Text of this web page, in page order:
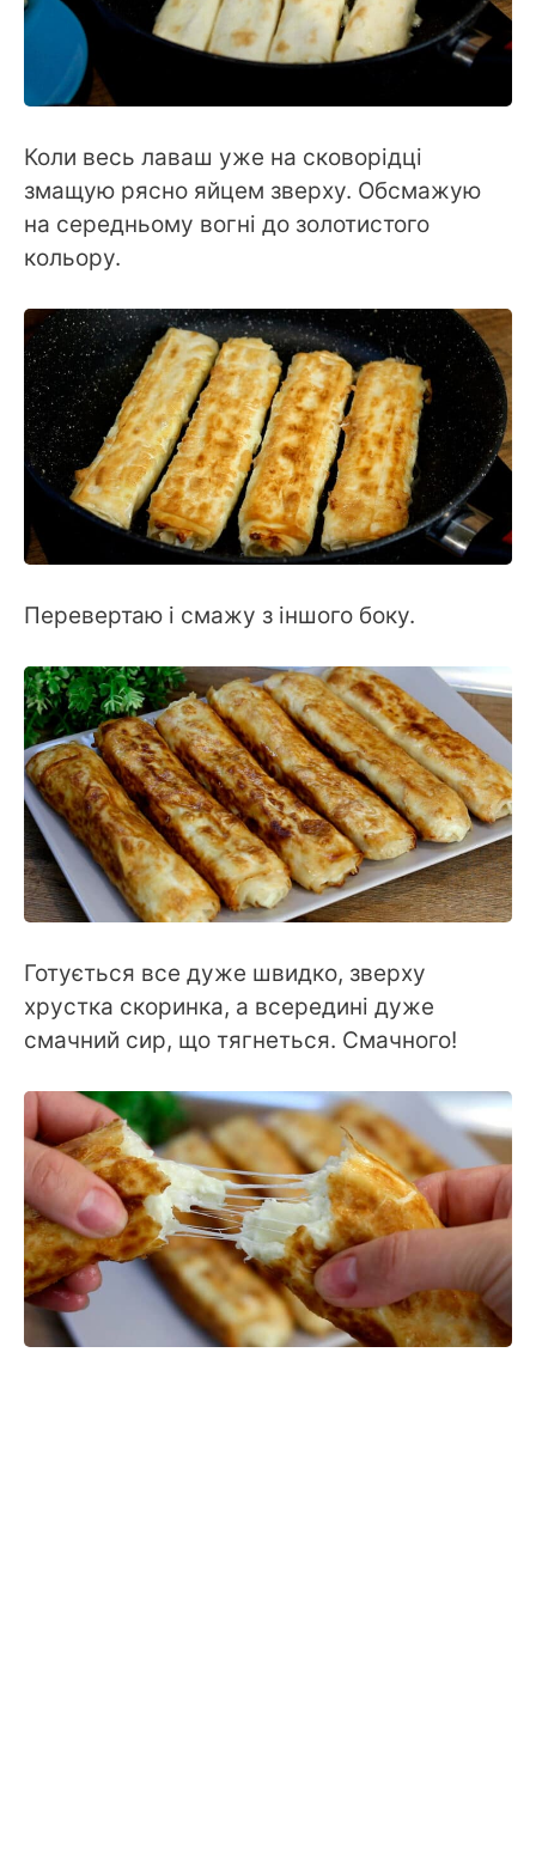
Коли весь лаваш уже на сковорідці
змащую рясно яйцем зверху. Обсмажую
на середньому вогні до золотистого
кольору.
Перевертаю і смажу з іншого боку.
Готується все дуже швидко, зверху
хрустка скоринка, а всередині дуже
смачний сир, що тягнеться. Смачного!